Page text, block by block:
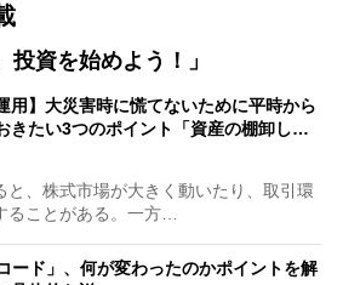
資を始めよう！」
用】大災害時に慌てないために平時から
きたい3つのポイント「資産の棚卸し…
、株式市場が大きく動いたり、取引環
ることがある。一方…
ード」、何が変わったのかポイントを解